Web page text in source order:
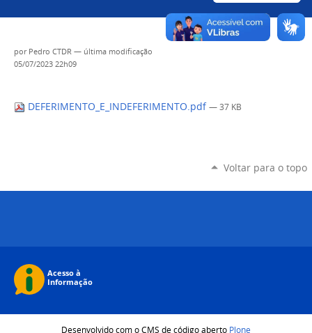
por Pedro CTDR — última modificação
05/07/2023 22h09
DEFERIMENTO_E_INDEFERIMENTO.pdf — 37 KB
Voltar para o topo
Desenvolvido com o CMS de código aberto Plone